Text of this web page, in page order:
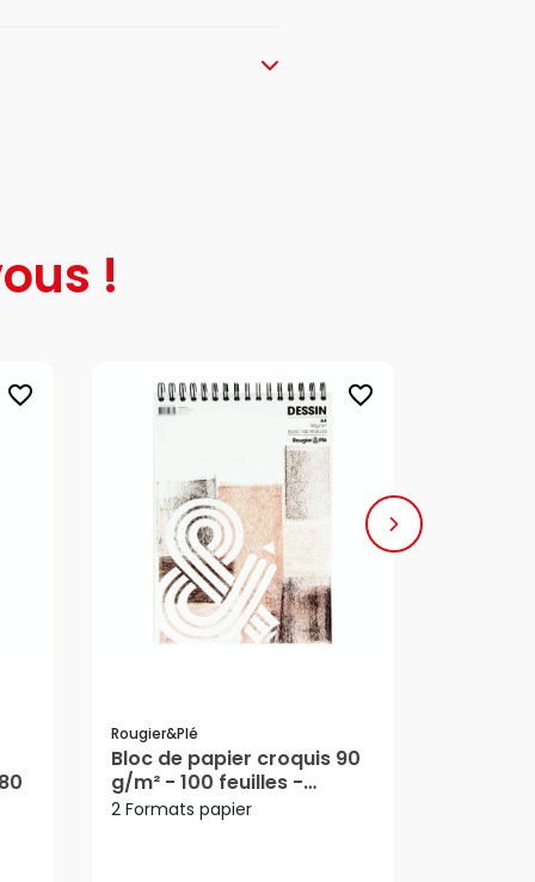
!
favorite_border favorite_border
Rougier&plé
Bloc de papier croquis 90
g/m² - 100 feuilles -
Rougier&Plé
2 Formats papier